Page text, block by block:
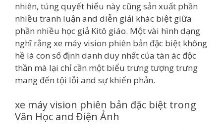
nhiên, túng quyết hiểu này cũng sản xuất phần
nhiều tranh luận and diễn giải khác biệt giữa
phần nhiều học giả Kitô giáo. Một vài hình dạng
nghĩ rằng xe máy vision phiên bản đặc biệt không
hề là con số định danh duy nhất của tàn ác độc
thần mà lại chỉ cần một biểu trưng tượng trưng
mang đến tội lỗi and sự khiến phản.
xe máy vision phiên bản đặc biệt trong
Văn Học and Điện Ảnh